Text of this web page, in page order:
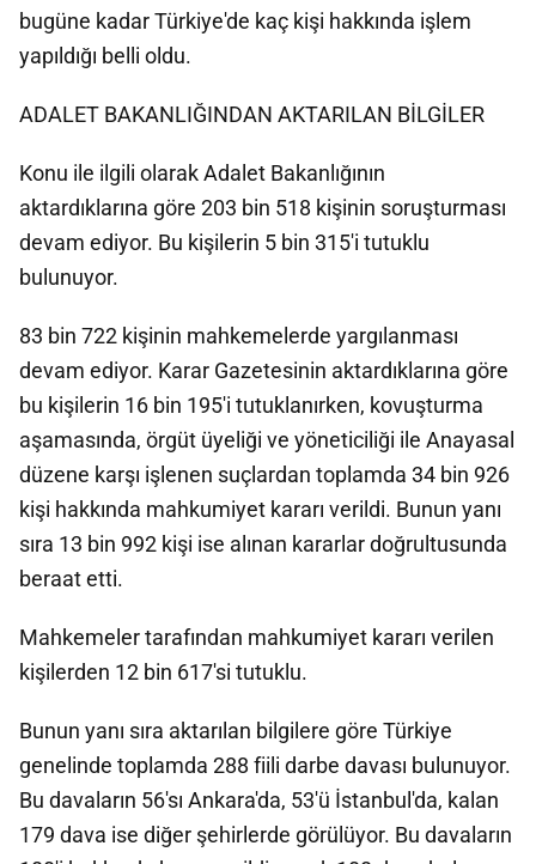
bugüne kadar Türkiye'de kaç kişi hakkında işlem
yapıldığı belli oldu.
ADALET BAKANLIĞINDAN AKTARILAN BİLGİLER
Konu ile ilgili olarak Adalet Bakanlığının
aktardıklarına göre 203 bin 518 kişinin soruşturması
devam ediyor. Bu kişilerin 5 bin 315'i tutuklu
bulunuyor.
83 bin 722 kişinin mahkemelerde yargılanması
devam ediyor. Karar Gazetesinin aktardıklarına göre
bu kişilerin 16 bin 195'i tutuklanırken, kovuşturma
aşamasında, örgüt üyeliği ve yöneticiliği ile Anayasal
düzene karşı işlenen suçlardan toplamda 34 bin 926
kişi hakkında mahkumiyet kararı verildi. Bunun yanı
sıra 13 bin 992 kişi ise alınan kararlar doğrultusunda
beraat etti.
Mahkemeler tarafından mahkumiyet kararı verilen
kişilerden 12 bin 617'si tutuklu.
Bunun yanı sıra aktarılan bilgilere göre Türkiye
genelinde toplamda 288 fiili darbe davası bulunuyor.
Bu davaların 56'sı Ankara'da, 53'ü İstanbul'da, kalan
179 dava ise diğer şehirlerde görülüyor. Bu davaların